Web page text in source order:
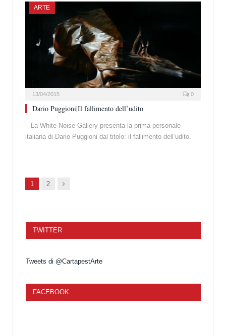
ARTE
13/04/2015 0
Dario Puggioni|Il fallimento dell’udito
– La White Noise Gallery presenta la prima personale
italiana di Dario Puggioni dal titolo: il fallimento dell’udito.
1 2 Succ.
TWITTER
Tweets di @CartapestArte
FACEBOOK